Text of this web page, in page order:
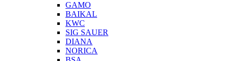
GAMO
BAIKAL
KWC
SIG SAUER
DIANA
NORICA